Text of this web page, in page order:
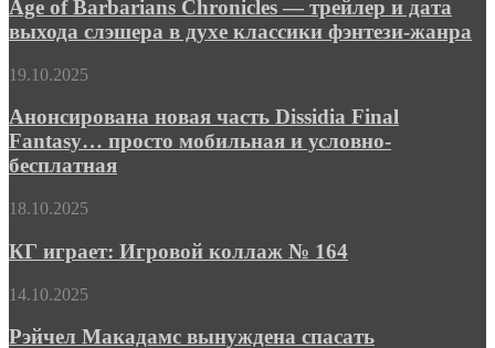
Chronicles
—
и
выхода
слэшера
в
классики
жанра
Age of Barbarians Chronicles — трейлер и дата
выхода слэшера в духе классики фэнтези-жанра
Анонсирована
часть
Dissidia
Final
Fantasy…
мобильная
условно-
19.10.2025
Анонсирована новая часть Dissidia Final
Fantasy… просто мобильная и условно-
бесплатная
КГ
Игровой
коллаж
№
164
18.10.2025
КГ играет: Игровой коллаж № 164
Рэйчел
вынуждена
14.10.2025
Рэйчел Макадамс вынуждена спасать